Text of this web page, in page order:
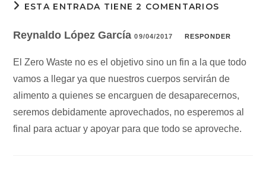
ESTA ENTRADA TIENE 2 COMENTARIOS
Reynaldo López García09/04/2017 RESPONDER
El Zero Waste no es el objetivo sino un fin a la que todo
vamos a llegar ya que nuestros cuerpos servirán de
alimento a quienes se encarguen de desaparecernos,
seremos debidamente aprovechados, no esperemos al
final para actuar y apoyar para que todo se aproveche.